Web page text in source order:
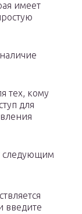
имеет
тех, кому
для
следующим
введите